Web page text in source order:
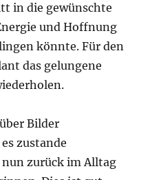
in die gewünschte
und Hoffnung
könnte. Für den
das gelungene
Bilder
zustande
zurück im Alltag